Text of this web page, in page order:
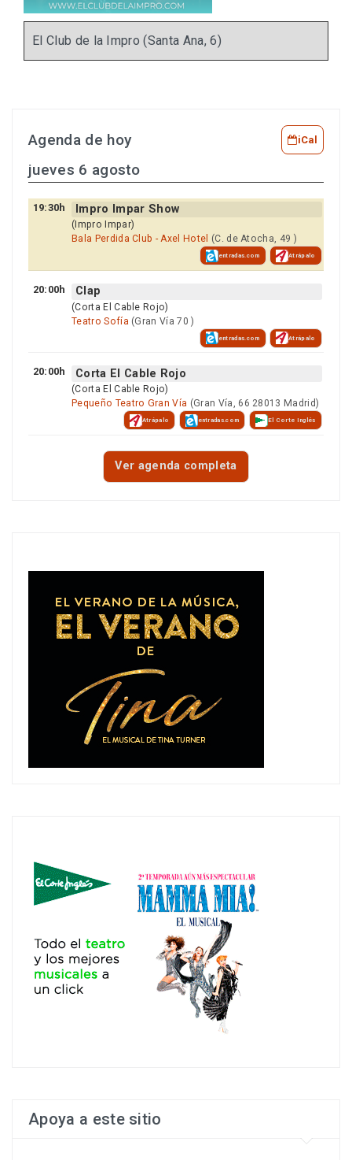
El Club de la Impro (Santa Ana, 6)
Agenda de hoy iCal
jueves 6 agosto
19:30h Impro Impar Show
(Impro Impar)
Bala Perdida Club - Axel Hotel (C. de Atocha, 49 )
entradas.com Atrápalo
20:00h Clap
(Corta El Cable Rojo)
Teatro Sofía (Gran Vía 70 )
entradas.com Atrápalo
20:00h Corta El Cable Rojo
(Corta El Cable Rojo)
Pequeño Teatro Gran Vía (Gran Vía, 66 28013 Madrid)
Atrápalo entradas.com El Corte Inglés
Ver agenda completa
Apoya a este sitio